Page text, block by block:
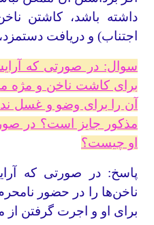
داشته باشد، کاشتن
اجتناب) و دریافت
سوال: در صورتی که
برای کاشت ناخن و مژه
آن را برای وضو و غسل
مذکور جایز است؟ در
او چیست؟
پاسخ: در صورتی که
ناخن‌ها را در حضور
برای او و اجرت گرفتن